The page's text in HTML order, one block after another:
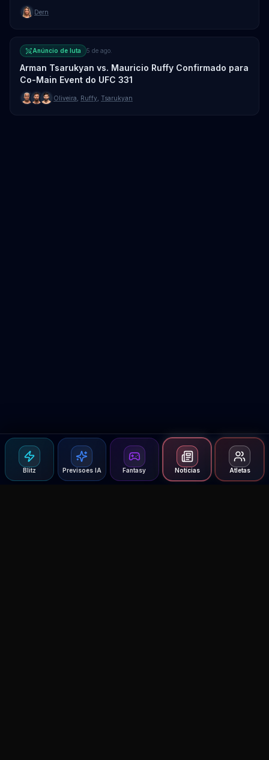
Blitz Previsoes IA Fantasy Notícias Atletas
Dern
Anúncio de luta 5 de ago.
Arman Tsarukyan vs. Mauricio Ruffy Confirmado para
Co-Main Event do UFC 331
Oliveira Ruffy Tsarukyan